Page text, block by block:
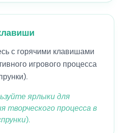
с горячими клавишами
игрового процесса
ярлыки для
творческого процесса в